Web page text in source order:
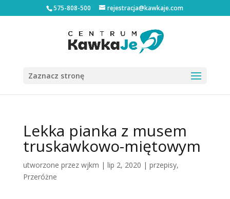
575-808-500 rejestracja@kawkaje.com
Zaznacz stronę
Lekka pianka z musem
truskawkowo-miętowym
utworzone przez wjkm | lip 2, 2020 | przepisy,
Przeróżne